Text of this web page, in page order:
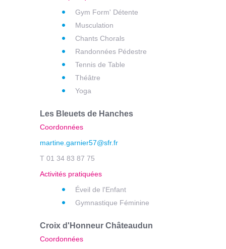
Gym Form' Détente
Musculation
Chants Chorals
Randonnées Pédestre
Tennis de Table
Théâtre
Yoga
Les Bleuets de Hanches
Coordonnées
martine.garnier57@sfr.fr
T 01 34 83 87 75
Activités pratiquées
Éveil de l'Enfant
Gymnastique Féminine
Croix d'Honneur Châteaudun
Coordonnées